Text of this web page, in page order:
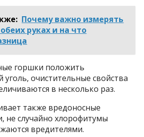
Почему важно измерять
руках и на что
горшки положить
очистительные свойства
в несколько раз.
также вредоносные
не случайно хлорофитумы
вредителями.